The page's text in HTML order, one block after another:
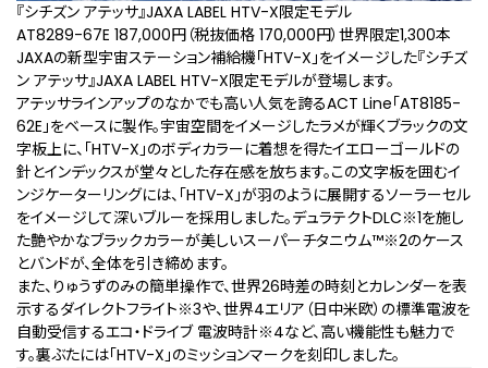
『シチズン アテッサ』JAXA LABEL HTV-X限定モデル
AT8289-67E 187,000円（税抜価格 170,000円）世界限定1,300本
JAXAの新型宇宙ステーション補給機「HTV-X」をイメージした『シチズ
ン アテッサ』JAXA LABEL HTV-X限定モデルが登場します。
アテッサラインアップのなかでも高い人気を誇るACT Line「AT8185-
62E」をベースに製作。宇宙空間をイメージしたラメが輝くブラックの文
字板上に、「HTV-X」のボディカラーに着想を得たイエローゴールドの
針とインデックスが堂々とした存在感を放ちます。この文字板を囲むイ
ンジケーターリングには、「HTV-X」が羽のように展開するソーラーセル
をイメージして深いブルーを採用しました。デュラテクトDLC※1を施し
た艶やかなブラックカラーが美しいスーパーチタニウム™※2のケース
とバンドが、全体を引き締めます。
また、りゅうずのみの簡単操作で、世界26時差の時刻とカレンダーを表
⽰するダイレクトフライト※3や、世界4エリア（日中米欧）の標準電波を
自動受信するエコ・ドライブ 電波時計※4など、高い機能性も魅力で
す。裏ぶたには「HTV-X」のミッションマークを刻印しました。